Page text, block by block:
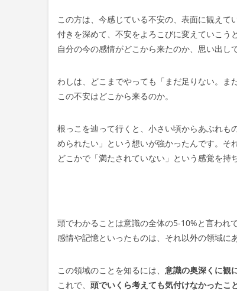
この方は、今感じている不安の、表面に観え
付きを深めて、不安をよろこびに変えていこう
自分の今の感情がどこから来たのか、思い出し
わしは、どこまでやっても「まだ足りない。ま
この不安はどこから来るのか。
根っこを辿って行くと、小さい頃からあぶれ
められたい」という想いが強かったんです。そ
どこかで「満たされていない」という感覚を持
頭でわかることは意識の全体の5-10%と言われて
感情や記憶といったものは、それ以外の領域に
この領域のことを知るには、 意識の奥深くに観
これで、 頭でいくら考えても気付けなかったこ